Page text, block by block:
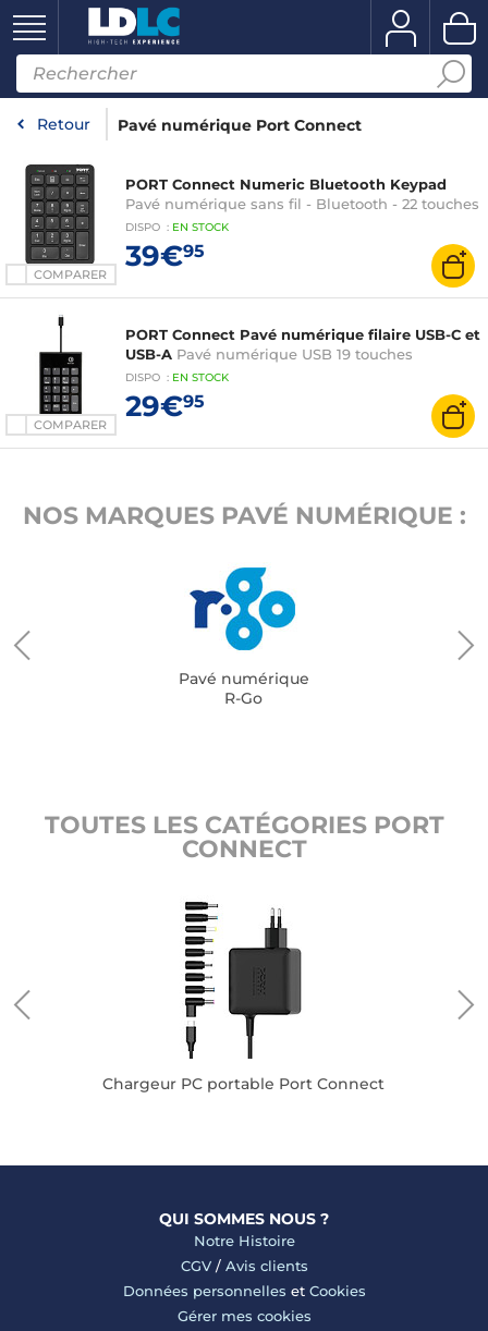
Retour Pavé numérique Port Connect
COMPARER
PORT Connect Numeric Bluetooth Keypad
Pavé numérique sans fil - Bluetooth - 22 touches
DISPO : EN STOCK
39€95
COMPARER
PORT Connect Pavé numérique filaire USB-C et
USB-A Pavé numérique USB 19 touches
DISPO : EN STOCK
29€95
NOS MARQUES PAVÉ NUMÉRIQUE :
Pavé numérique
R-Go
TOUTES LES CATÉGORIES PORT
CONNECT
Chargeur PC portable Port Connect
QUI SOMMES NOUS ?
Notre Histoire
CGV/ Avis clients
Données personnelles et Cookies
Gérer mes cookies